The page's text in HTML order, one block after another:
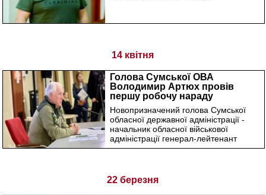
14 квітня
Голова Сумської ОВА
Володимир Артюх провів
першу робочу нараду
Новопризначений голова Сумської
обласної державної адміністрації -
начальник обласної військової
адміністрації генерал-лейтенант
Володимир Артюх сьогодні,...
22 березня